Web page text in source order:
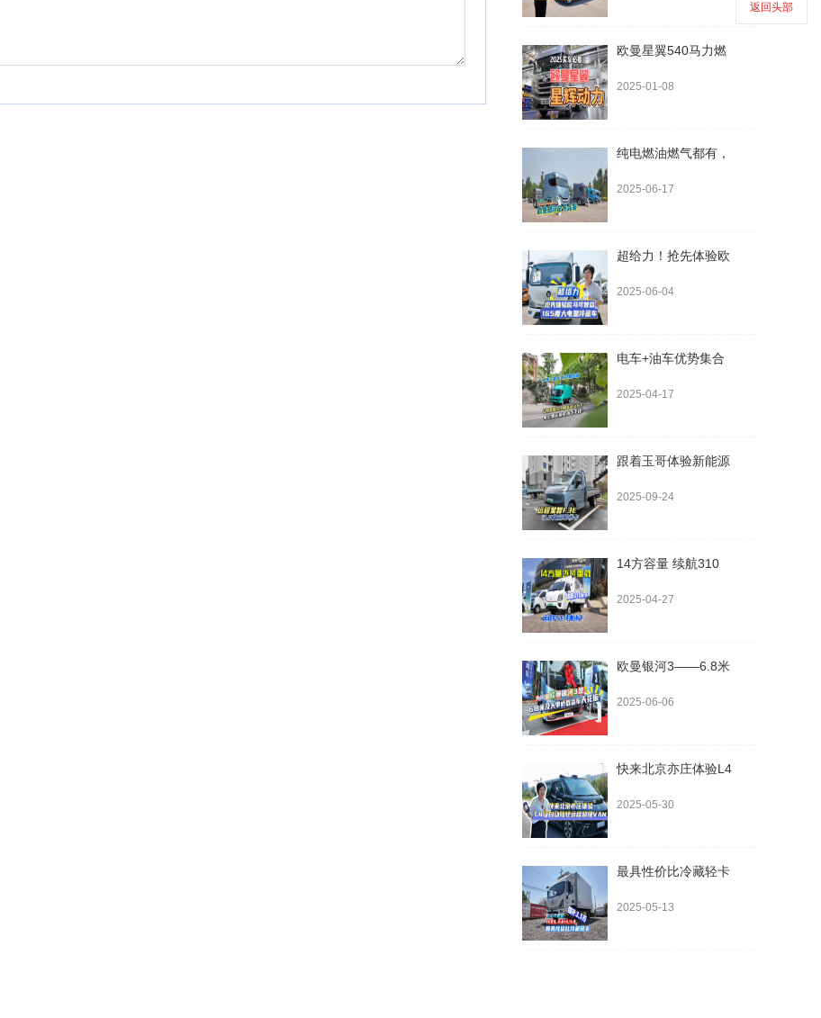
欧曼星翼540马力燃
2025-01-08
纯电燃油燃气都有，
2025-06-17
超给力！抢先体验欧
2025-06-04
电车+油车优势集合
2025-04-17
跟着玉哥体验新能源
2025-09-24
14方容量 续航310
2025-04-27
欧曼银河3——6.8米
2025-06-06
快来北京亦庄体验L4
2025-05-30
最具性价比冷藏轻卡
2025-05-13
返回头部